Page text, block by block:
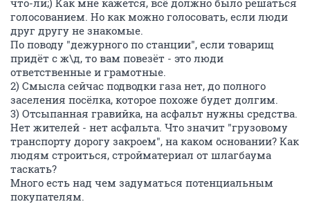
голосованием. Но как можно голосовать, если люди
друг другу не знакомые.
По поводу "дежурного по станции", если товарищ
придёт с ж\д, то вам повезёт - это люди
ответственные и грамотные.
2) Смысла сейчас подводки газа нет, до полного
заселения посёлка, которое похоже будет долгим.
3) Отсыпанная гравийка, на асфальт нужны средства.
Нет жителей - нет асфальта. Что значит "грузовому
транспорту дорогу закроем", на каком основании? Как
людям строиться, стройматериал от шлагбаума
таскать?
Много есть над чем задуматься потенциальным
покупателям.